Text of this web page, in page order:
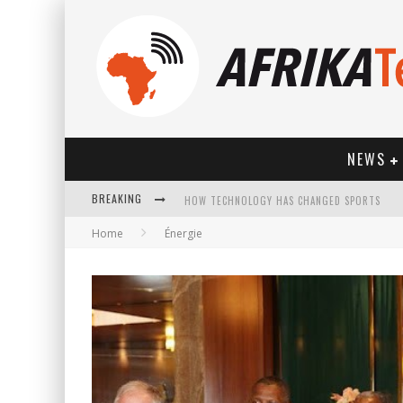
NEWS
BREAKING HOW TECHNOLOGY HAS CHANGED SPORTS
Home Énergie